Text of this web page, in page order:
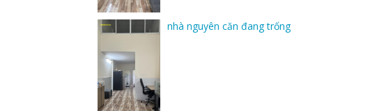
nhà nguyên căn đang trống